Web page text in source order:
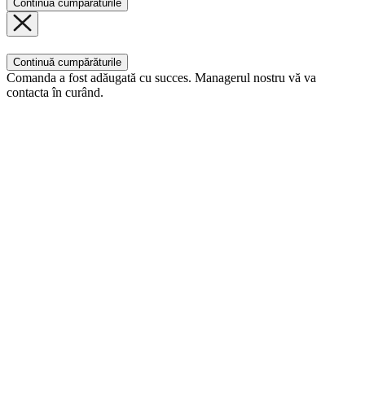
Continuă cumpărăturile
Continuă cumpărăturile
Comanda a fost adăugată cu succes. Managerul nostru vă va
contacta în curând.